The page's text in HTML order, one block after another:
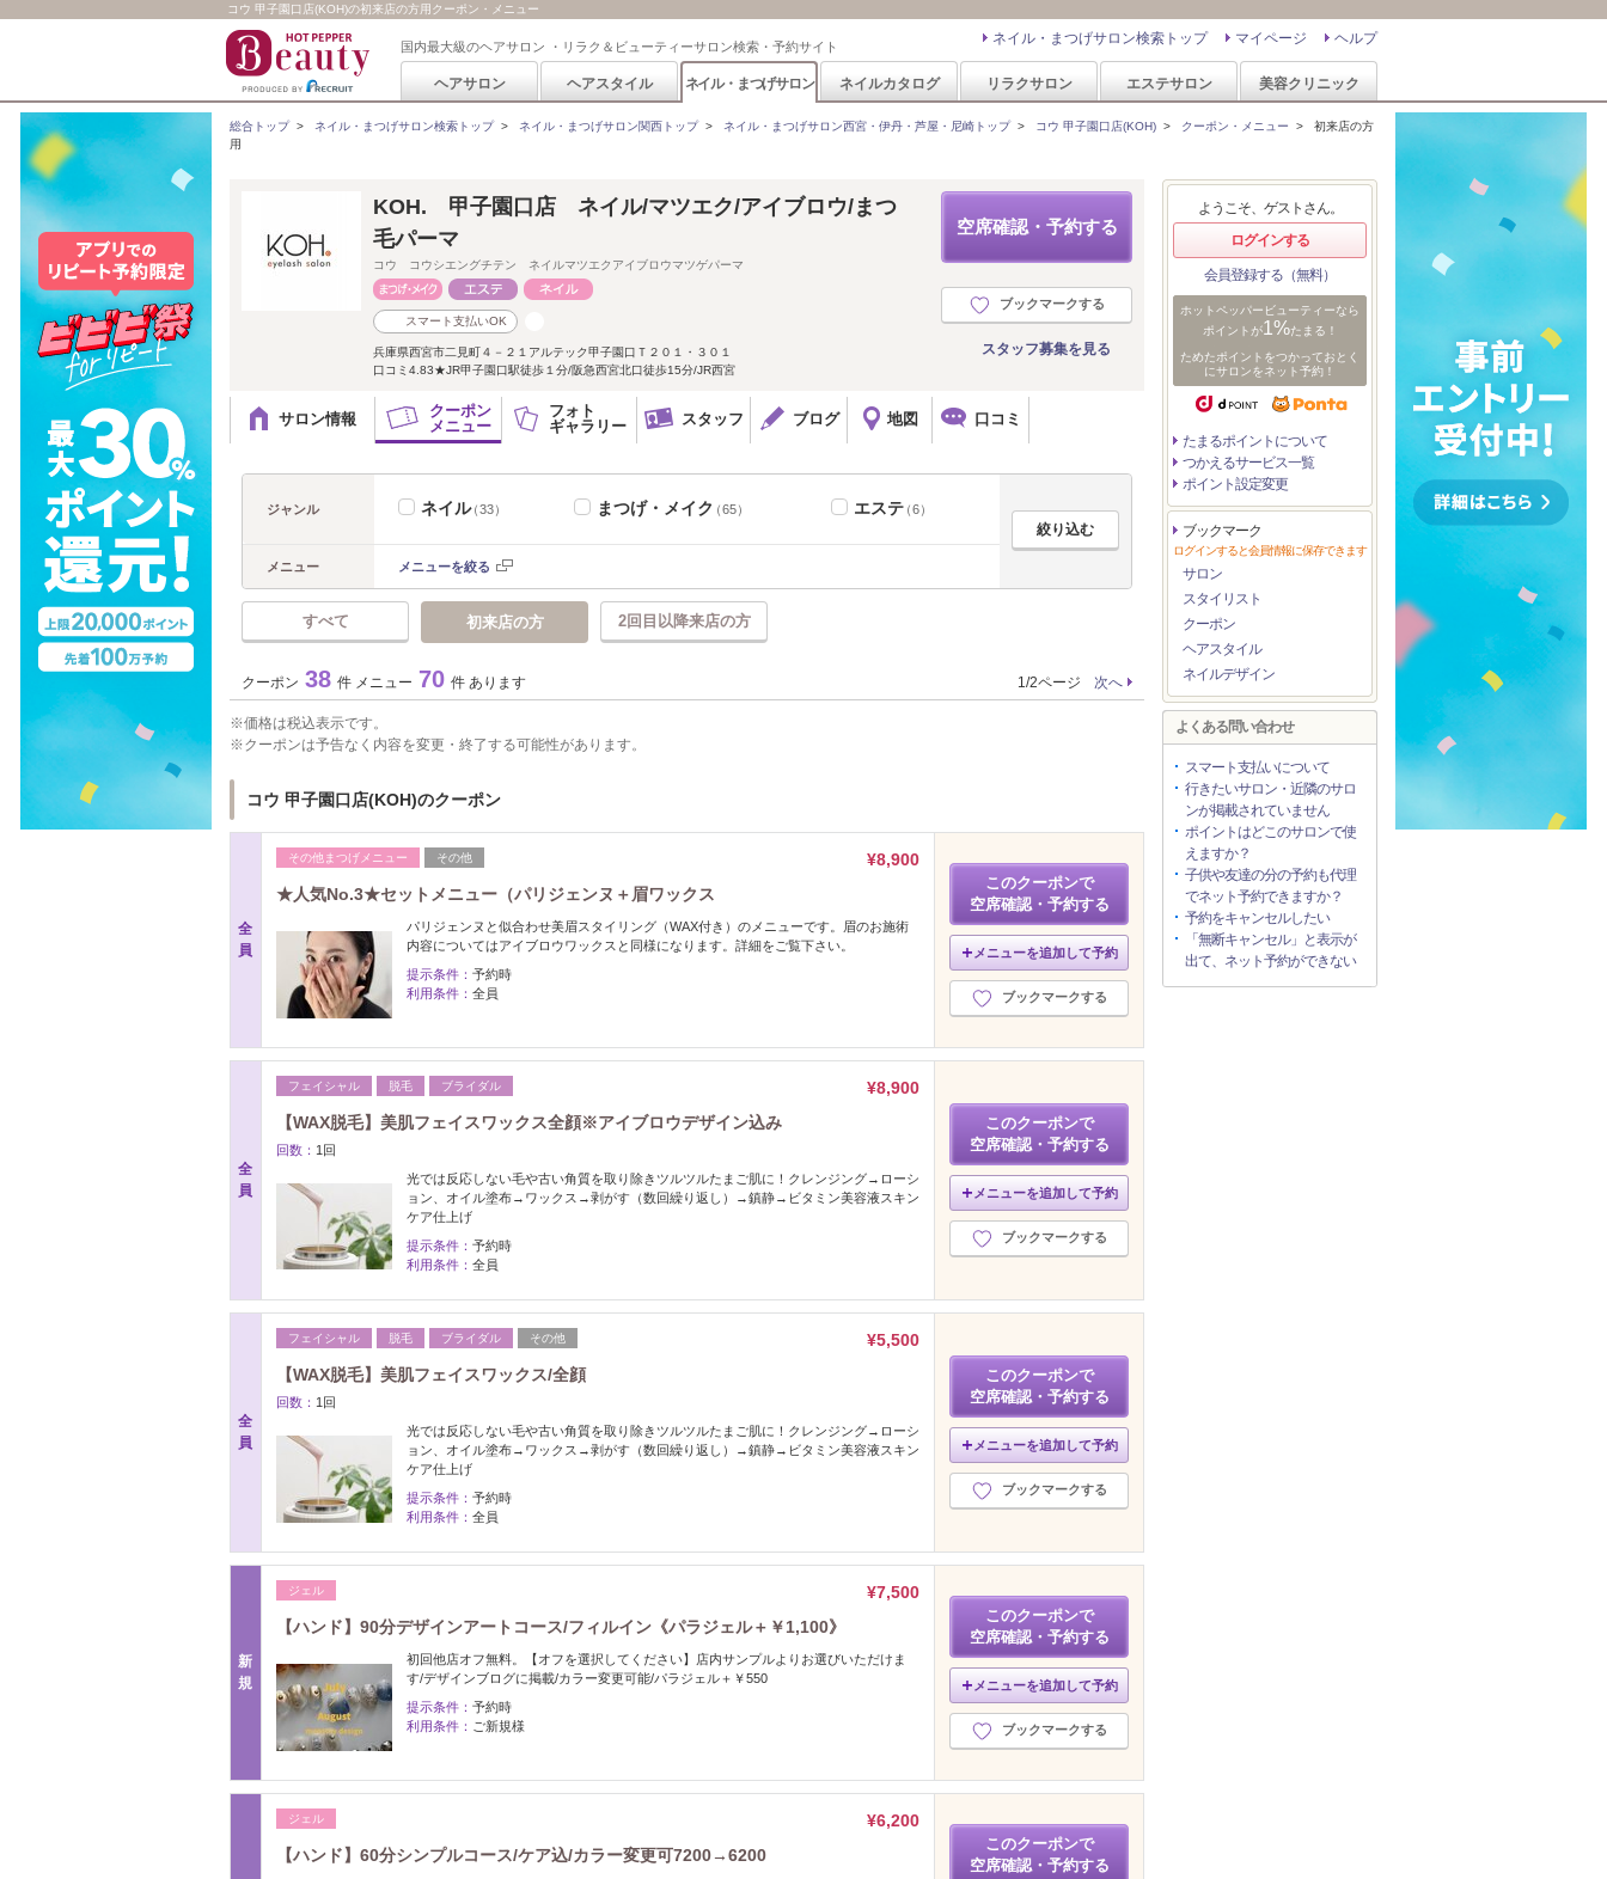
コウ 甲子園口店(KOH)の初来店の方用クーポン・メニュー
国内最大級のヘアサロン ・リラク＆ビューティーサロン検索・予約サイト ヘルプ
マイページ
ネイル・まつげサロン検索トップ
ヘアサロン ヘアスタイル ネイル・まつげサロン ネイルカタログ リラクサロン エステサロン 美容クリニック
総合トップ> ネイル・まつげサロン検索トップ> ネイル・まつげサロン関西トップ> ネイル・まつげサロン西宮・伊丹・芦屋・尼崎トップ> コウ 甲子園口店(KOH) > クーポン・メニュー > 初来店の方
用
空席確認・予約する
ブックマークする
スタッフ募集を見る
KOH. 甲子園口店 ネイル/マツエク/アイブロウ/まつ
毛パーマ
コウ コウシエングチテン ネイルマツエクアイブロウマツゲパーマ
スマート支払いOK
兵庫県西宮市二見町４－２１アルテック甲子園口Ｔ２０１・３０１
口コミ4.83★JR甲子園口駅徒歩１分/阪急西宮北口徒歩15分/JR西宮
サロン情報
クーポン
メニュー
フォト
ギャラリー
スタッフ ブログ 地図 口コミ
ジャンル ネイル（33） まつげ・メイク（65） エステ（6）
メニュー メニューを絞る
すべて 初来店の方 2回目以降来店の方
クーポン 38 件 メニュー 70 件 あります 1/2ページ 次へ
価格は税込表示です。
クーポンは予告なく内容を変更・終了する可能性があります。
コウ 甲子園口店(KOH)のクーポン
全
員
その他まつげメニュー その他
¥8,900
★人気No.3★セットメニュー（パリジェンヌ＋眉ワックス
パリジェンヌと似合わせ美眉スタイリング（WAX付き）のメニューです。眉のお施術
内容についてはアイブロウワックスと同様になります。詳細をご覧下さい。
提示条件： 予約時
利用条件： 全員
このクーポンで
空席確認・予約する
メニューを追加して予約
ブックマークする
全
員
フェイシャル 脱毛 ブライダル
¥8,900
【WAX脱毛】美肌フェイスワックス全顔※アイブロウデザイン込み
回数： 1回
光では反応しない毛や古い角質を取り除きツルツルたまご肌に！クレンジング→ローシ
ョン、オイル塗布→ワックス→剥がす（数回繰り返し）→鎮静→ビタミン美容液スキン
ケア仕上げ
提示条件： 予約時
利用条件： 全員
このクーポンで
空席確認・予約する
メニューを追加して予約
ブックマークする
全
員
フェイシャル 脱毛 ブライダル その他
¥5,500
【WAX脱毛】美肌フェイスワックス/全顔
回数： 1回
光では反応しない毛や古い角質を取り除きツルツルたまご肌に！クレンジング→ローシ
ョン、オイル塗布→ワックス→剥がす（数回繰り返し）→鎮静→ビタミン美容液スキン
ケア仕上げ
提示条件： 予約時
利用条件： 全員
このクーポンで
空席確認・予約する
メニューを追加して予約
ブックマークする
新
規
ジェル
¥7,500
【ハンド】90分デザインアートコース/フィルイン《パラジェル＋￥1,100》
初回他店オフ無料。【オフを選択してください】店内サンプルよりお選びいただけま
す/デザインブログに掲載/カラー変更可能/パラジェル＋￥550
提示条件： 予約時
利用条件： ご新規様
このクーポンで
空席確認・予約する
メニューを追加して予約
ブックマークする
ジェル
¥6,200
【ハンド】60分シンプルコース/ケア込/カラー変更可7200→6200
このクーポンで
空席確認・予約する
ようこそ、ゲストさん。
ログインする
会員登録する（無料）
ホットペッパービューティーなら
ポイントが1%たまる！
ためたポイントをつかっておとく
にサロンをネット予約！
たまるポイントについて
つかえるサービス一覧
ポイント設定変更
ブックマーク
ログインすると会員情報に保存できます
サロン
スタイリスト
クーポン
ヘアスタイル
ネイルデザイン
よくある問い合わせ
スマート支払いについて
行きたいサロン・近隣のサロ
ンが掲載されていません
ポイントはどこのサロンで使
えますか？
子供や友達の分の予約も代理
でネット予約できますか？
予約をキャンセルしたい
「無断キャンセル」と表示が
出て、ネット予約ができない